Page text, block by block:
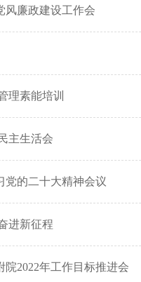
风廉政建设工作会
理素能培训
主生活会
党的二十大精神会议
进新征程
2022年工作目标推进会